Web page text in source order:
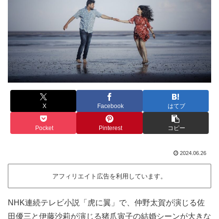
X Facebook はてブ
Pocket Pinterest コピー
2024.06.26
アフィリエイト広告を利用しています。
NHK連続テレビ小説「虎に翼」で、仲野太賀が演じる佐
田優三と伊藤沙莉が演じる猪爪寅子の結婚シーンが大きな